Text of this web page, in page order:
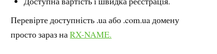
Перевірте доступність .ua або .com.ua домену
просто зараз наRX-NAME.